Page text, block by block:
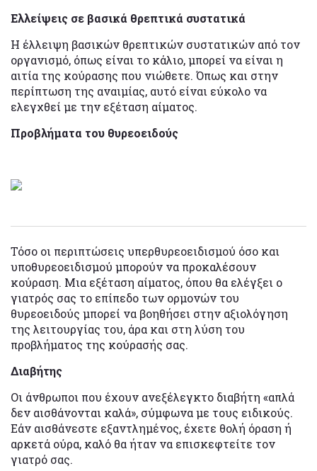
Ελλείψεις σε βασικά θρεπτικά συστατικά
Η έλλειψη βασικών θρεπτικών συστατικών από τον
οργανισμό, όπως είναι το κάλιο, μπορεί να είναι η
αιτία της κούρασης που νιώθετε. Όπως και στην
περίπτωση της αναιμίας, αυτό είναι εύκολο να
ελεγχθεί με την εξέταση αίματος.
Προβλήματα του θυρεοειδούς
Τόσο οι περιπτώσεις υπερθυρεοειδισμού όσο και
υποθυρεοειδισμού μπορούν να προκαλέσουν
κούραση. Μια εξέταση αίματος, όπου θα ελέγξει ο
γιατρός σας το επίπεδο των ορμονών του
θυρεοειδούς μπορεί να βοηθήσει στην αξιολόγηση
της λειτουργίας του, άρα και στη λύση του
προβλήματος της κούρασής σας.
Διαβήτης
Οι άνθρωποι που έχουν ανεξέλεγκτο διαβήτη «απλά
δεν αισθάνονται καλά», σύμφωνα με τους ειδικούς.
Εάν αισθάνεστε εξαντλημένος, έχετε θολή όραση ή
αρκετά ούρα, καλό θα ήταν να επισκεφτείτε τον
γιατρό σας.